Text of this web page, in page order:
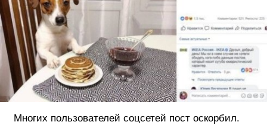
Многих пользователей соцсетей пост оскорбил.